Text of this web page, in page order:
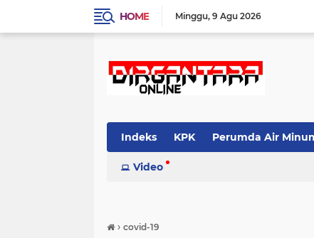
HOME Minggu 9 Agu 2026
Indeks KPK Perumda Air
Video
› covid-19